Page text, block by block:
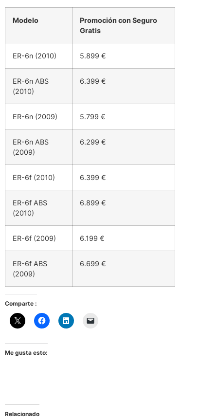
Modelo
Promoción con Seguro
Gratis
ER-6n (2010) 5.899 €
ER-6n ABS
(2010)
6.399 €
ER-6n (2009) 5.799 €
ER-6n ABS
(2009)
6.299 €
ER-6f (2010) 6.399 €
ER-6f ABS
(2010)
6.899 €
ER-6f (2009) 6.199 €
ER-6f ABS
(2009)
6.699 €
Comparte :
Me gusta esto:
Relacionado